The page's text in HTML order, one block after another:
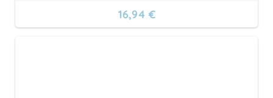
16,94 €